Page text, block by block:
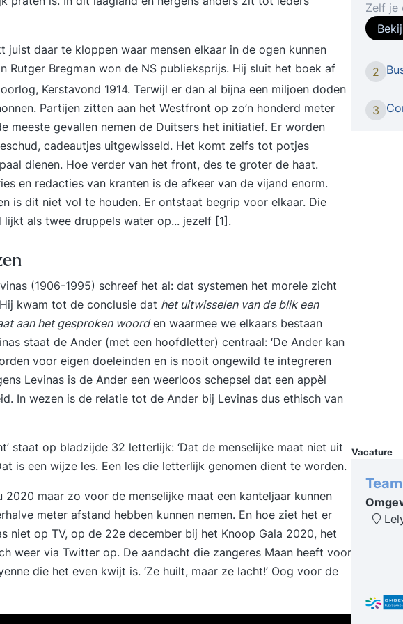
juist daar te kloppen waar mensen elkaar in de ogen kunnen
Rutger Bregman won de NS publieksprijs. Hij sluit het boek af
Kerstavond 1914. Terwijl er dan al bijna een miljoen doden
Partijen zitten aan het Westfront op zo’n honderd meter
meeste gevallen nemen de Duitsers het initiatief. Er worden
cadeautjes uitgewisseld. Het komt zelfs tot potjes
dienen. Hoe verder van het front, des te groter de haat.
en redacties van kranten is de afkeer van de vijand enorm.
is dit niet vol te houden. Er ontstaat begrip voor elkaar. Die
als twee druppels water op... jezelf [1] .
(1906-1995) schreef het al: dat systemen het morele zicht
kwam tot de conclusie dat het uitwisselen van de blik een
aan het gesproken woorden waarmee we elkaars bestaan
staat de Ander (met een hoofdletter) centraal: ‘De Ander kan
voor eigen doeleinden en is nooit ongewild te integreren
Levinas is de Ander een weerloos schepsel dat een appèl
In wezen is de relatie tot de Ander bij Levinas dus ethisch van
staat op bladzijde 32 letterlijk: ‘Dat de menselijke maat niet uit
is een wijze les. Een les die letterlijk genomen dient te worden.
maar zo voor de menselijke maat een kanteljaar kunnen
meter afstand hebben kunnen nemen. En hoe ziet het er
niet op TV, op de 22e december bij het Knoop Gala 2020, het
weer via Twitter op. De aandacht die zangeres Maan heeft voor
die het even kwijt is. ‘Ze huilt, maar ze lacht!’ Oog voor de
Zelf je
leren met
Cloud
2
3
Vacature